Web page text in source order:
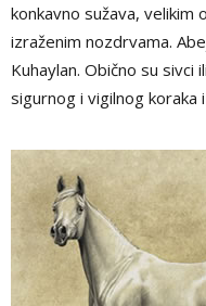
konkavno sužava, velikim
izraženim nozdrvama.
Kuhaylan. Obično su
sigurnog i vigilnog koraka